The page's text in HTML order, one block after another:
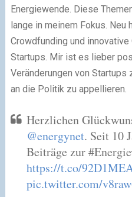
Energiewende. Diese
lange in meinem Fokus.
Crowdfunding und
Startups. Mir ist es lieber
Veränderungen von Startups
an die Politik zu appellieren.
Herzlichen
@energynet. Seit 10
Beiträge zur
https://t.co/
pic.twitter.com/